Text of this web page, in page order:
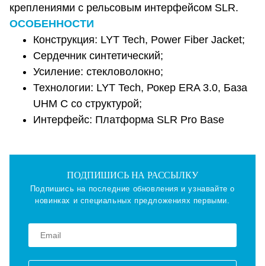
креплениями с рельсовым интерфейсом SLR.
ОСОБЕННОСТИ
Конструкция: LYT Tech, Power Fiber Jacket;
Сердечник синтетический;
Усиление: стекловолокно;
Технологии: LYT Tech, Рокер ERA 3.0, База
UHM C со структурой;
Интерфейс: Платформа SLR Pro Base
ПОДПИШИСЬ НА РАССЫЛКУ
Подпишись на последние обновления и узнавайте о
новинках и специальных предложениях первыми.